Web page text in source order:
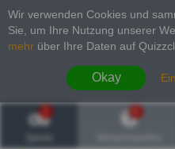
Wir verwenden Cookies und
Sie, um Ihre Nutzung unserer
mehr über Ihre Daten auf
Okay
2